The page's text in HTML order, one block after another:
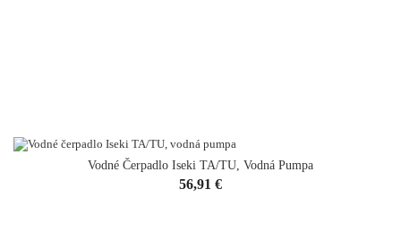
Vodné Čerpadlo Iseki TA/TU, Vodná Pumpa
Cena
56,91 €